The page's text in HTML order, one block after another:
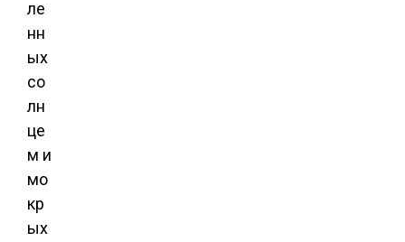
ле
нн
ых
со
лн
це
м и
мо
кр
ых